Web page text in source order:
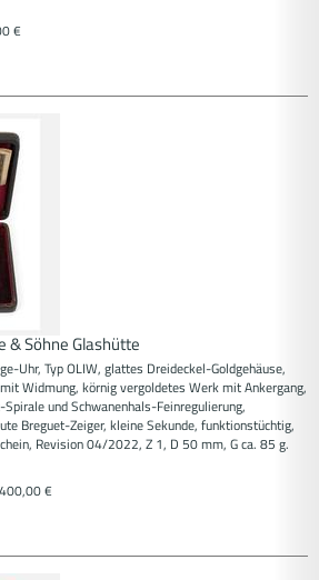
€
& Söhne Glashütte
Uhr, Typ OLIW, glattes Dreideckel-Goldgehäuse,
Widmung, körnig vergoldetes Werk mit Ankergang,
und Schwanenhals-Feinregulierung,
Breguet-Zeiger, kleine Sekunde, funktionstüchtig,
Revision 04/2022, Z 1, D 50 mm, G ca. 85 g.
€